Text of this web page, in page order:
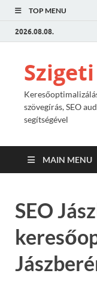
TOP MENU
2026.08.08.
szövegírás, SEO
segítségével
MAIN MENU
SEO